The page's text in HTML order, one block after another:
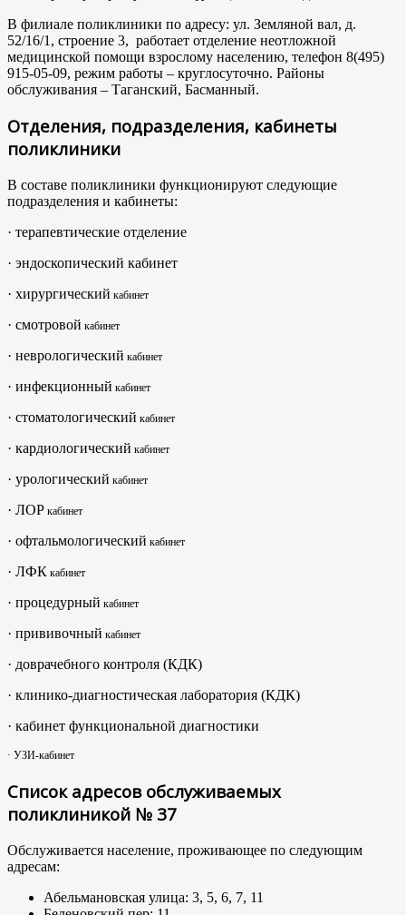
В филиале поликлиники по адресу: ул. Земляной вал, д.
52/16/1, строение 3, работает отделение неотложной
медицинской помощи взрослому населению, телефон 8(495)
915-05-09, режим работы – круглосуточно. Районы
обслуживания – Таганский, Басманный.
Отделения, подразделения, кабинеты
поликлиники
В составе поликлиники функционируют следующие
подразделения и кабинеты:
· терапевтические отделение
· эндоскопический кабинет
· хирургический кабинет
· смотровой кабинет
· неврологический кабинет
· инфекционный кабинет
· стоматологический кабинет
· кардиологический кабинет
· урологический кабинет
· ЛОР кабинет
· офтальмологический кабинет
· ЛФК кабинет
· процедурный кабинет
· прививочный кабинет
· доврачебного контроля (КДК)
· клинико-диагностическая лаборатория (КДК)
· кабинет функциональной диагностики
· УЗИ-кабинет
Список адресов обслуживаемых
поликлиникой № 37
Обслуживается население, проживающее по следующим
адресам:
Абельмановская улица: 3, 5, 6, 7, 11